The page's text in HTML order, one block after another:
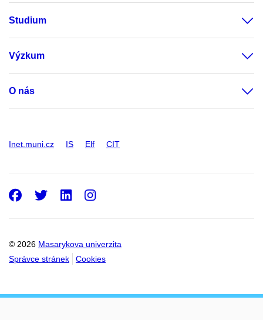
Studium
Výzkum
O nás
Inet.muni.cz IS Elf CIT
© 2026 Masarykova univerzita
Správce stránek
Cookies
Facebook
Twitter
LinkedIn
Instagram